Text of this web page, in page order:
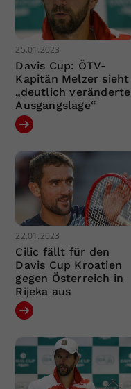
25.01.2023
Davis Cup: ÖTV-
Kapitän Melzer sieht
„deutlich veränderte
Ausgangslage“
22.01.2023
Cilic fällt für den
Davis Cup Kroatien
gegen Österreich in
Rijeka aus